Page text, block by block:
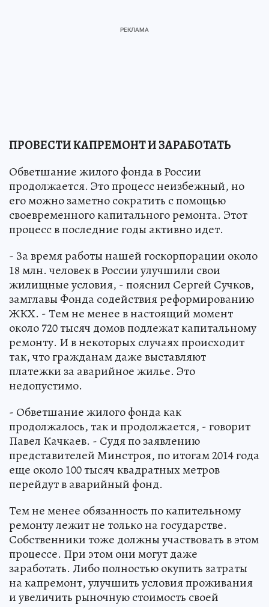
ПРОВЕСТИ КАПРЕМОНТ И ЗАРАБОТАТЬ
Обветшание жилого фонда в России
продолжается. Это процесс неизбежный, но
его можно заметно сократить с помощью
своевременного капитального ремонта. Этот
процесс в последние годы активно идет.
- За время работы нашей госкорпорации около
18 млн. человек в России улучшили свои
жилищные условия, - пояснил Сергей Сучков,
замглавы Фонда содействия реформированию
ЖКХ. - Тем не менее в настоящий момент
около 720 тысяч домов подлежат капитальному
ремонту. И в некоторых случаях происходит
так, что гражданам даже выставляют
платежки за аварийное жилье. Это
недопустимо.
- Обветшание жилого фонда как
продолжалось, так и продолжается, - говорит
Павел Качкаев. - Судя по заявлению
представителей Минстроя, по итогам 2014 года
еще около 100 тысяч квадратных метров
перейдут в аварийный фонд.
Тем не менее обязанность по капительному
ремонту лежит не только на государстве.
Собственники тоже должны участвовать в этом
процессе. При этом они могут даже
заработать. Либо полностью окупить затраты
на капремонт, улучшить условия проживания
и увеличить рыночную стоимость своей